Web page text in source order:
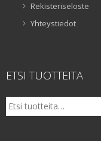
Rekisteriseloste
Yhteystiedot
ETSI TUOTTEITA
Etsi: